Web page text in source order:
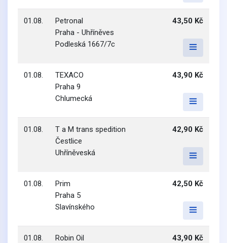
01.08.
Petronal
Praha - Uhříněves
Podleská 1667/7c
43,50 Kč
01.08.
TEXACO
Praha 9
Chlumecká
43,90 Kč
01.08.
T a M trans spedition
Čestlice
Uhříněveská
42,90 Kč
01.08.
Prim
Praha 5
Slavínského
42,50 Kč
01.08.
Robin Oil
43,90 Kč